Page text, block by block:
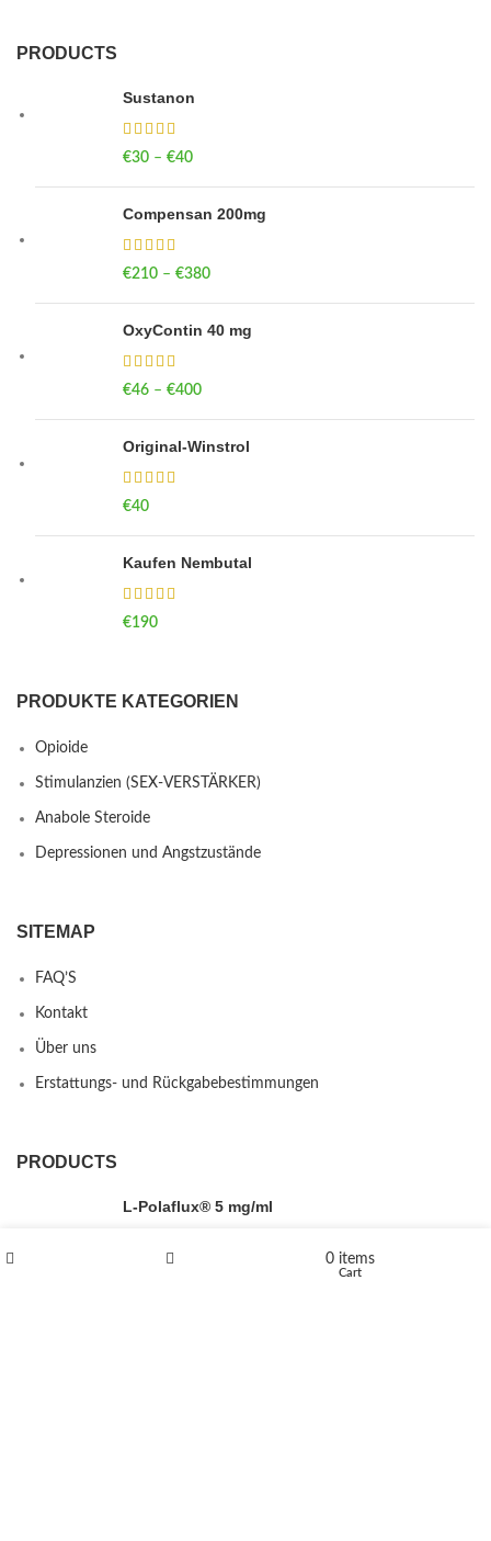
PRODUCTS
Sustanon
€30 – €40
Compensan 200mg
€210 – €380
OxyContin 40 mg
€46 – €400
Original-Winstrol
€40
Kaufen Nembutal
€190
PRODUKTE KATEGORIEN
Opioide
Stimulanzien (SEX-VERSTÄRKER)
Anabole Steroide
Depressionen und Angstzustände
SITEMAP
FAQ’S
Kontakt
Über uns
Erstattungs- und Rückgabebestimmungen
PRODUCTS
L-Polaflux® 5 mg/ml
0 items
Cart